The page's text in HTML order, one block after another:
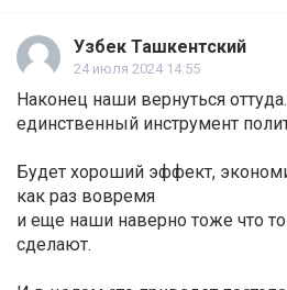
Узбек Ташкентский
24 июля 2024 14:55
Наконец наши вернуться
единственный инструмент
Будет хороший эффект,
как раз вовремя
и еще наши наверно тоже что
сделают.